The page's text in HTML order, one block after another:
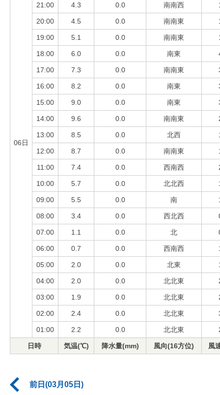
06日
21:00 4.3 0.0 南南西
20:00 4.5 0.0 南南東
19:00 5.1 0.0 南南東
18:00 6.0 0.0 南東
17:00 7.3 0.0 南南東
16:00 8.2 0.0 南東
15:00 9.0 0.0 南東
14:00 9.6 0.0 南南東
13:00 8.5 0.0 北西
12:00 8.7 0.0 南南東
11:00 7.4 0.0 西南西
10:00 5.7 0.0 北北西
09:00 5.5 0.0 南
08:00 3.4 0.0 西北西
07:00 1.1 0.0 北
06:00 0.7 0.0 西南西
05:00 2.0 0.0 北東
04:00 2.0 0.0 北北東
03:00 1.9 0.0 北北東
02:00 2.4 0.0 北北東
01:00 2.2 0.0 北北東
日時 気温(℃) 降水量(mm) 風向(16方位) 風
前日(03月05日)